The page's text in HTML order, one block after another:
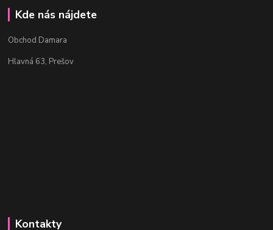
Kde nás nájdete
Obchod Damara
Hlavná 63, Prešov
Kontakty